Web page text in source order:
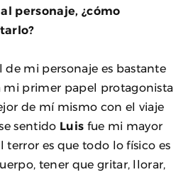
personaje, ¿cómo
de mi personaje es bastante
mi primer papel protagonista
de mí mismo con el viaje
sentido Luis fue mi mayor
terror es que todo lo físico es
tener que gritar, llorar,